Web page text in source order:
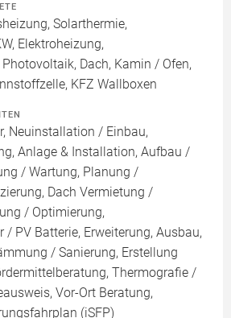
Solarthermie,
Elektroheizung,
Dach, Kamin / Ofen,
KFZ Wallboxen
Neuinstallation / Einbau,
Anlage & Installation, Aufbau /
/ Wartung, Planung /
Dach Vermietung /
/ Optimierung,
/ PV Batterie, Erweiterung, Ausbau,
/ Sanierung, Erstellung
Thermografie /
Vor-Ort Beratung,
(iSFP)